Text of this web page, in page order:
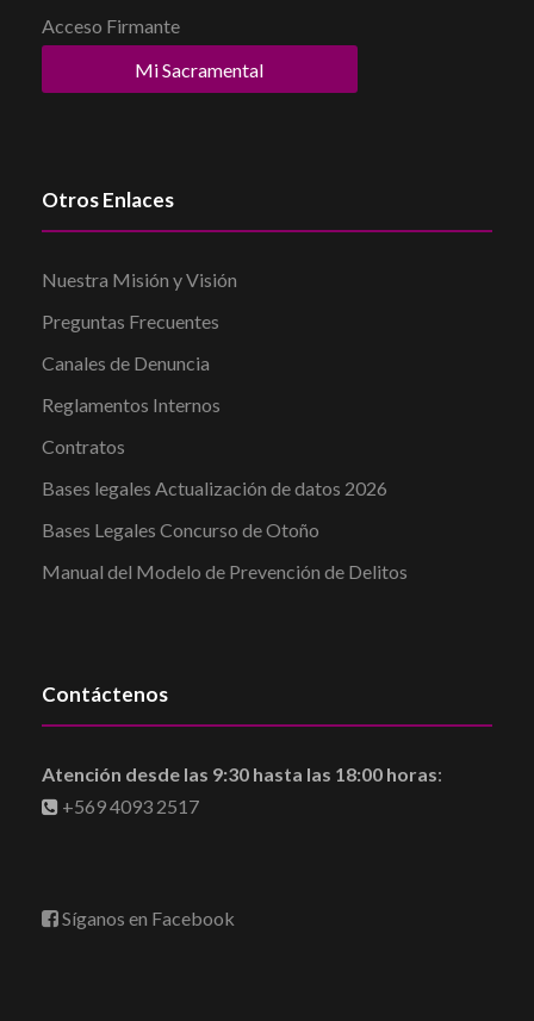
Acceso Firmante
Mi Sacramental
Otros Enlaces
Nuestra Misión y Visión
Preguntas Frecuentes
Canales de Denuncia
Reglamentos Internos
Contratos
Bases legales Actualización de datos 2026
Bases Legales Concurso de Otoño
Manual del Modelo de Prevención de Delitos
Contáctenos
Atención desde las 9:30 hasta las 18:00 horas:
+569 4093 2517
Síganos en Facebook